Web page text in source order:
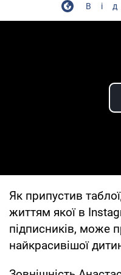
Як припустив
життям якої в
підписників, може
найкрасивішої